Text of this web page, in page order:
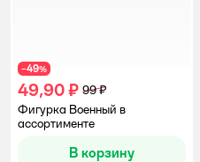
−49%
49,90 ₽ 99 ₽
Фигурка Военный в
ассортименте
В корзину